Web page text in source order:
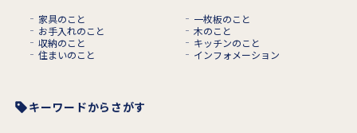
家具のこと
一枚板のこと
お手入れのこと
木のこと
収納のこと
キッチンのこと
住まいのこと
インフォメーション
キーワードからさがす